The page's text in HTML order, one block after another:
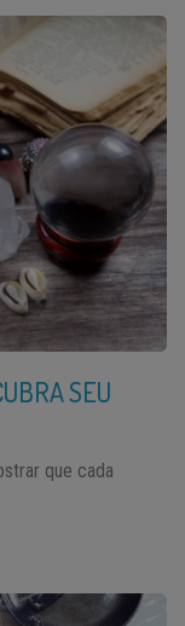
SEU
que cada